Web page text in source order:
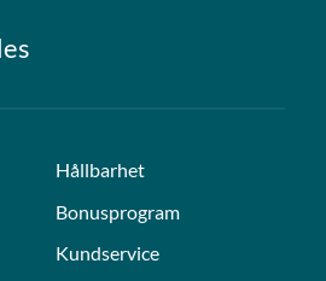
Hållbarhet
Bonusprogram
Kundservice